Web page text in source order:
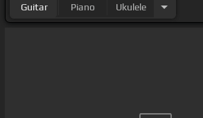
Guitar Piano Ukulele